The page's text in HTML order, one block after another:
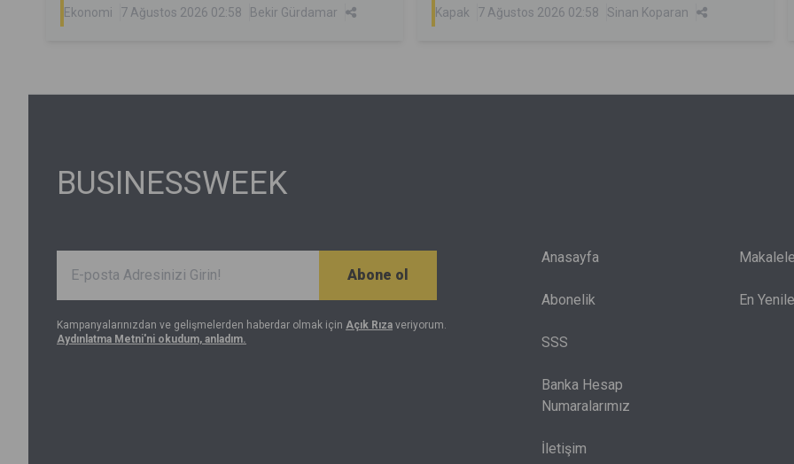
halka arzlar artık eskisi kadar kolay talep toplamıyor.
Ekonomi 7 Ağustos 2026 02:58 Bekir Gürdamar
bugünün mesleklerini dönüştürürken pek çoğunu da
eğitim alacağı şehri, üniversiteyi ve maddi olanakları
Kapak 7 Ağustos 2026 02:58 Sinan Koparan
BUSINESSWEEK
Abone ol
Kampanyalarınızdan ve gelişmelerden haberdar olmak için Açık Rıza veriyorum.
Aydınlatma Metni'ni okudum, anladım.
Anasayfa
Abonelik
SSS
Banka Hesap
Numaralarımız
İletişim
En